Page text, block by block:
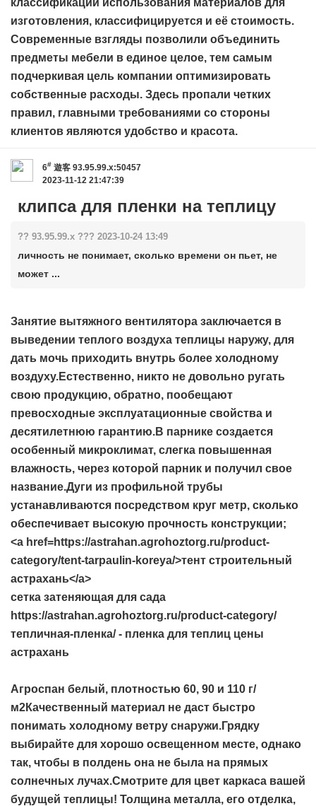
изготовления, классифицируется и её стоимость.
Современные взгляды позволили объединить
предметы мебели в единое целое, тем самым
подчеркивая цель компании оптимизировать
собственные расходы. Здесь пропали четких
правил, главными требованиями со стороны
клиентов являются удобство и красота.
6# 遊客 93.95.99.x:50457
2023-11-12 21:47:39
клипса для пленки на теплицу
?? 93.95.99.x ??? 2023-10-24 13:49
личность не понимает, сколько времени он пьет, не
может ...
Занятие вытяжного вентилятора заключается в
выведении теплого воздуха теплицы наружу, для
дать мочь приходить внутрь более холодному
воздуху.Естественно, никто не довольно ругать
свою продукцию, обратно, пообещают
превосходные эксплуатационные свойства и
десятилетнюю гарантию.В парнике создается
особенный микроклимат, слегка повышенная
влажность, через которой парник и получил свое
название.Дуги из профильной трубы
устанавливаются посредством круг метр, сколько
обеспечивает высокую прочность конструкции;
<a href=https://astrahan.agrohoztorg.ru/product-
category/tent-tarpaulin-koreya/>тент строительный
астрахань</a>
сетка затеняющая для сада
https://astrahan.agrohoztorg.ru/product-category/
тепличная-пленка/ - пленка для теплиц цены
астрахань
Агроспан белый, плотностью 60, 90 и 110 г/
м2Качественный материал не даст быстро
понимать холодному ветру снаружи.Грядку
выбирайте для хорошо освещенном месте, однако
так, чтобы в полдень она не была на прямых
солнечных лучах.Смотрите для цвет каркаса вашей
будущей теплицы! Толщина металла, его отделка,